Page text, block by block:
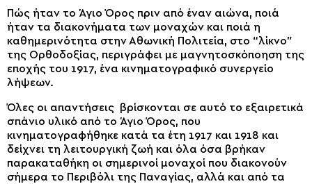
Πώς ήταν το Άγιο Όρος πριν από έναν αιώνα, ποιά
ήταν τα διακονήματα των μοναχών και ποιά η
καθημερινότητα στην Αθωνική Πολιτεία, στο “λίκνο”
της Ορθοδοξίας, περιγράφει με μαγνητοσκόποηση της
εποχής του 1917, ένα κινηματογραφικό συνεργείο
λήψεων.
Όλες οι απαντήσεις βρίσκονται σε αυτό το εξαιρετικά
σπάνιο υλικό από το Άγιο Όρος, που
κινηματογραφήθηκε κατά τα έτη 1917 και 1918 και
δείχνει τη λειτουργική ζωή και όλα όσα βρήκαν
παρακαταθήκη οι σημερινοί μοναχοί που διακονούν
σήμερα το Περιβόλι της Παναγίας, αλλά και από τα